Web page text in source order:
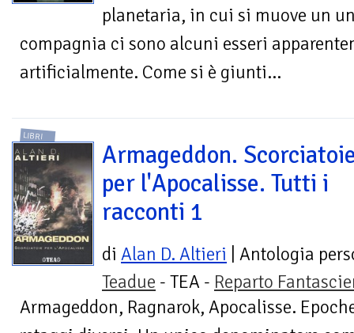
planetaria, in cui si muove un
compagnia ci sono alcuni esseri
artificialmente. Come si è giunti...
LIBRI
Armageddon.
per l'Apocalisse. Tutti i
racconti 1
di Alan D. Altieri | Antologia
Teadue - TEA - Reparto
Armageddon, Ragnarok, Apocalisse.